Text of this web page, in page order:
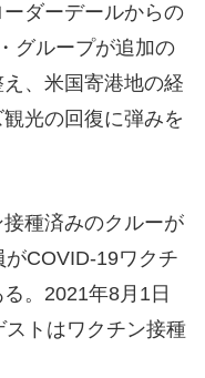
ダーデールからの
グループが追加の
、米国寄港地の経
光の回復に弾みを
種済みのクルーが
COVID-19ワクチ
。2021年8月1日
トはワクチン接種